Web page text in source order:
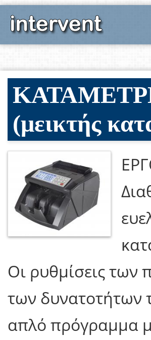
(μεικτής
Οι ρυθμίσεις των
των δυνατοτήτων
απλό πρόγραμμα